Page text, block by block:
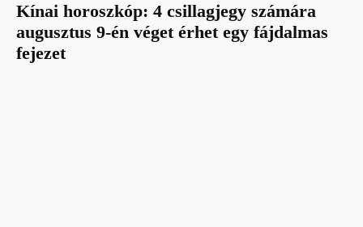
Kínai horoszkóp: 4 csillagjegy számára
augusztus 9-én véget érhet egy fájdalmas
fejezet